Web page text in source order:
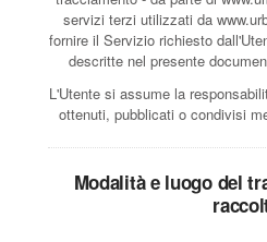
servizi terzi utilizzati da
fornire il Servizio richiesto
descritte nel presente
L'Utente si assume la
ottenuti, pubblicati o condivisi
Modalità e luogo del